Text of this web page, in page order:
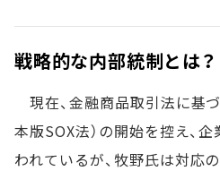
戦略的な内部統制とは？
現在、金融商品取引法に基
本版SOX法）の開始を控え、
われているが、牧野氏は対応